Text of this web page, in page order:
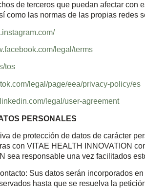
de terceros que puedan afectar
como las normas de las propias redes
legal/terms
tos
legal/page/eea/privacy-policy/es
legal/user-agreement
PERSONALES
de protección de datos de carácter
con VITAE HEALTH INNOVATION
sea responsable una vez facilitados
Sus datos serán incorporados
hasta que se resuelva la